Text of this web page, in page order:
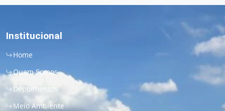
Institucional
Home
Quem Somos
Depoimentos
Meio Ambiente